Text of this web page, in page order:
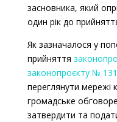
засновника, який
один рікдо
Як зазначалося у
прийняття
законопроєкту №
переглянути мережі
громадське
затвердити та